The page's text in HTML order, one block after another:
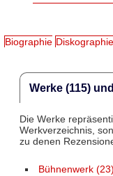
Biographie Diskographie
Werke (115)
Die Werke
Werkverzeichnis,
zu denen
Bühnenwerk (23)